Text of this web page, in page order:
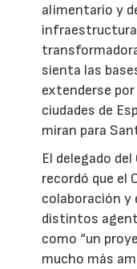
alimentario y
infraestructura
sienta las
extenderse
ciudades de
miran para
El delegado
recordó que el
colaboración y
distintos
como “un
mucho más